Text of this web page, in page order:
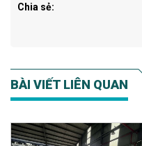
Chia sẻ:
BÀI VIẾT LIÊN QUAN